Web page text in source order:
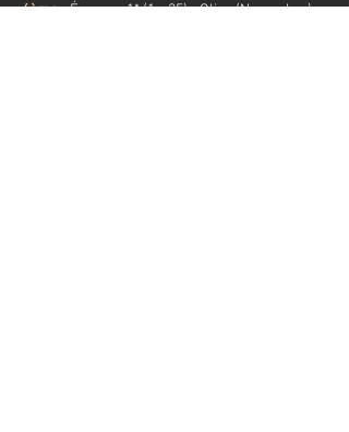
6ème- Épreuve 1* (1m35) - Oliva (Novembre)